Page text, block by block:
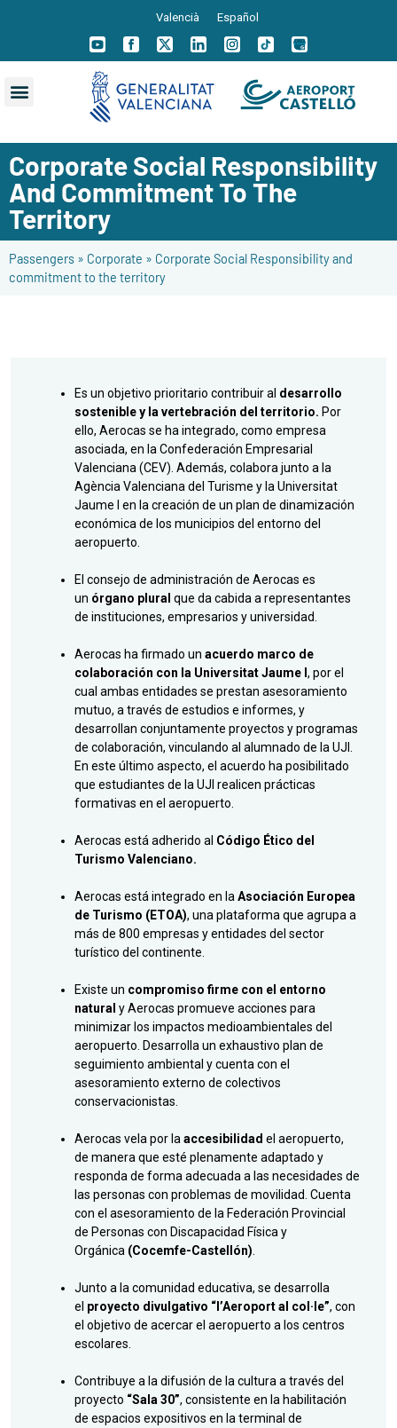
Valencià Español
Corporate Social Responsibility
And Commitment To The
Territory
Passengers » Corporate » Corporate Social Responsibility and
commitment to the territory
Es un objetivo prioritario contribuir al desarrollo
sostenible y la vertebración del territorio. Por
ello, Aerocas se ha integrado, como empresa
asociada, en la Confederación Empresarial
Valenciana (CEV). Además, colabora junto a la
Agència Valenciana del Turisme y la Universitat
Jaume I en la creación de un plan de dinamización
económica de los municipios del entorno del
aeropuerto.
El consejo de administración de Aerocas es
un órgano plural que da cabida a representantes
de instituciones, empresarios y universidad.
Aerocas ha firmado un acuerdo marco de
colaboración con la Universitat Jaume I, por el
cual ambas entidades se prestan asesoramiento
mutuo, a través de estudios e informes, y
desarrollan conjuntamente proyectos y programas
de colaboración, vinculando al alumnado de la UJI.
En este último aspecto, el acuerdo ha posibilitado
que estudiantes de la UJI realicen prácticas
formativas en el aeropuerto.
Aerocas está adherido al Código Ético del
Turismo Valenciano.
Aerocas está integrado en la Asociación Europea
de Turismo (ETOA), una plataforma que agrupa a
más de 800 empresas y entidades del sector
turístico del continente.
Existe un compromiso firme con el entorno
natural y Aerocas promueve acciones para
minimizar los impactos medioambientales del
aeropuerto. Desarrolla un exhaustivo plan de
seguimiento ambiental y cuenta con el
asesoramiento externo de colectivos
conservacionistas.
Aerocas vela por la accesibilidad el aeropuerto,
de manera que esté plenamente adaptado y
responda de forma adecuada a las necesidades de
las personas con problemas de movilidad. Cuenta
con el asesoramiento de la Federación Provincial
de Personas con Discapacidad Física y
Orgánica (Cocemfe-Castellón)
Junto a la comunidad educativa, se desarrolla
el proyecto divulgativo “l’Aeroport al col·le”, con
el objetivo de acercar el aeropuerto a los centros
escolares.
Contribuye a la difusión de la cultura a través del
proyecto “Sala 30”, consistente en la habilitación
de espacios expositivos en la terminal de